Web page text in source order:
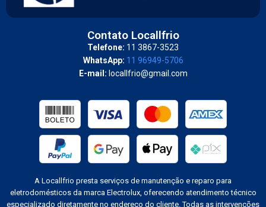
Contato Locallfrio
Telefone: 11 3867-3523
WhatsApp: 11 96949-5706
E-mail: locallfrio@gmail.com
A Locallfrio presta serviços de manutenção e reparo para
eletrodomésticos da marca Electrolux, oferecendo atendimento técnico
especializado diretamente no endereço do cliente. Todas as intervenções